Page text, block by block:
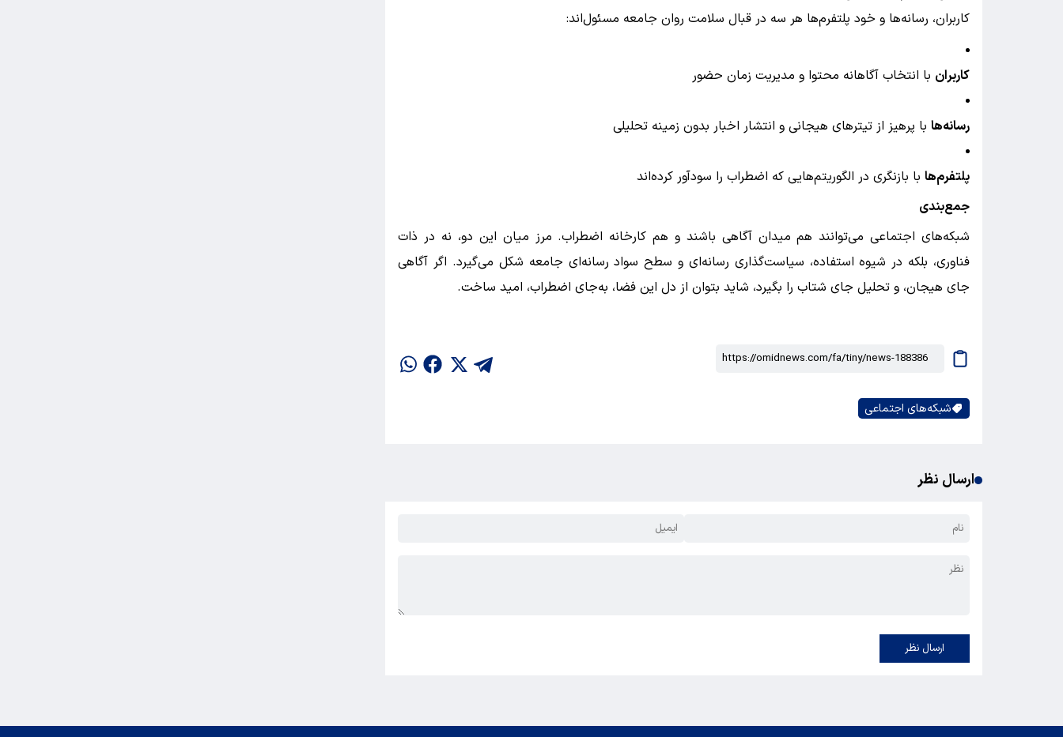
کاربران، رسانه‌ها و خود پلتفرم‌ها هر سه در قبال سلامت روان جامعه مسئول‌اند:
کاربران با انتخاب آگاهانه محتوا و مدیریت زمان حضور
رسانه‌ها با پرهیز از تیترهای هیجانی و انتشار اخبار بدون زمینه تحلیلی
پلتفرم‌ها با بازنگری در الگوریتم‌هایی که اضطراب را سودآور کرده‌اند
جمع‌بندی
شبکه‌های اجتماعی می‌توانند هم میدان آگاهی باشند و هم کارخانه اضطراب. مرز میان این دو، نه در ذات
فناوری، بلکه در شیوه استفاده، سیاست‌گذاری رسانه‌ای و سطح سواد رسانه‌ای جامعه شکل می‌گیرد. اگر آگاهی
جای هیجان، و تحلیل جای شتاب را بگیرد، شاید بتوان از دل این فضا، به‌جای اضطراب، امید ساخت.
شبکه‌های اجتماعی
ارسال نظر
ارسال نظر